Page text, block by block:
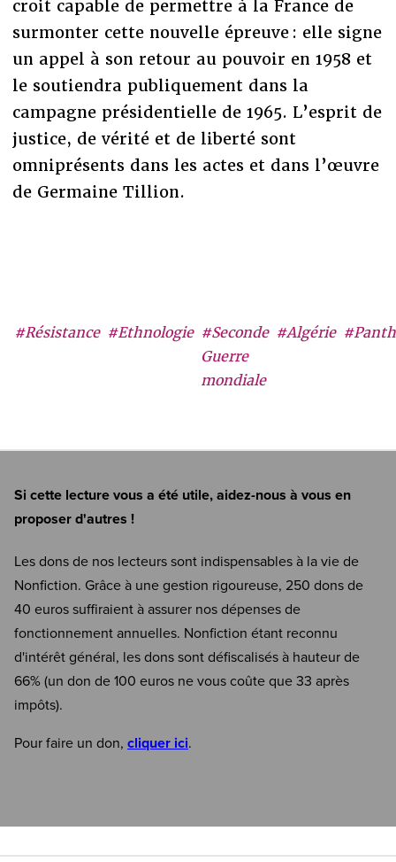
#Résistance #Ethnologie #Seconde
Guerre
mondiale
#Algérie
croit capable de permettre à la France de
surmonter cette nouvelle épreuve : elle signe
un appel à son retour au pouvoir en 1958 et
le soutiendra publiquement dans la
campagne présidentielle de 1965. L’esprit de
justice, de vérité et de liberté sont
omniprésents dans les actes et dans l’œuvre
de Germaine Tillion.
Si cette lecture vous a été utile, aidez-nous à vous en
proposer d'autres !
Les dons de nos lecteurs sont indispensables à la vie de
Nonfiction. Grâce à une gestion rigoureuse, 250 dons de
40 euros suffiraient à assurer nos dépenses de
fonctionnement annuelles. Nonfiction étant reconnu
d'intérêt général, les dons sont défiscalisés à hauteur de
66% (un don de 100 euros ne vous coûte que 33 après
impôts).
Pour faire un don, cliquer ici.